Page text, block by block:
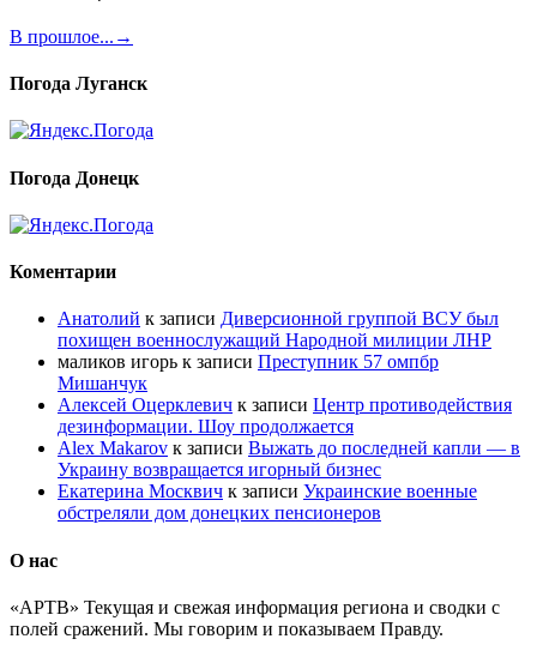
В прошлое... →
Погода Луганск
Погода Донецк
Коментарии
Анатолий к записи Диверсионной группой ВСУ был
похищен военнослужащий Народной милиции ЛНР
маликов игорь к записи Преступник 57 омпбр
Мишанчук
Алексей Оцерклевич к записи Центр противодействия
дезинформации. Шоу продолжается
Alex Makarov к записи Выжать до последней капли — в
Украину возвращается игорный бизнес
Екатерина Москвич к записи Украинские военные
обстреляли дом донецких пенсионеров
О нас
«АРТВ» Текущая и свежая информация региона и сводки с
полей сражений. Мы говорим и показываем Правду.